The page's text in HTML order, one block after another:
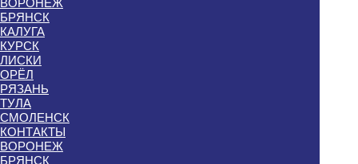
БРЯНСК
КАЛУГА
КУРСК
ЛИСКИ
ОРЁЛ
РЯЗАНЬ
ТУЛА
СМОЛЕНСК
КОНТАКТЫ
ВОРОНЕЖ
БРЯНСК